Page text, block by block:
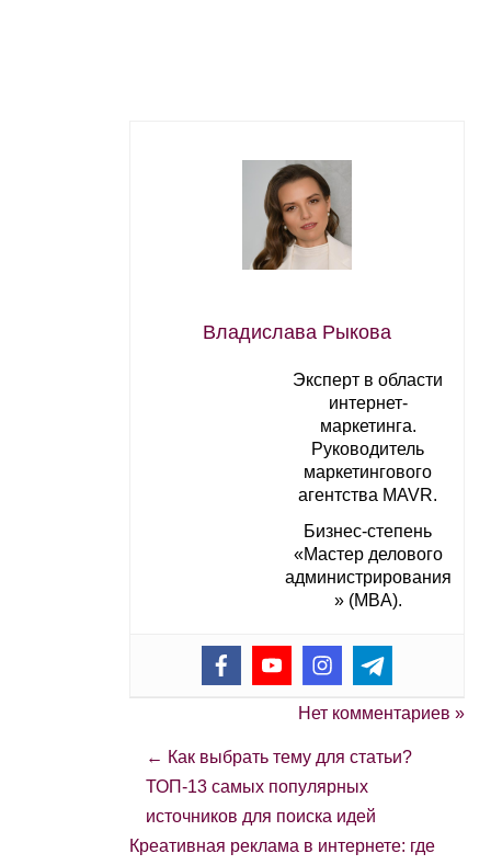
Владислава Рыкова
Эксперт в области
интернет-
маркетинга.
Руководитель
маркетингового
агентства MAVR.
Бизнес-степень
«Мастер делового
администрирования
» (MBA).
Нет комментариев »
← Как выбрать тему для статьи?
ТОП-13 самых популярных
источников для поиска идей
Креативная реклама в интернете: где